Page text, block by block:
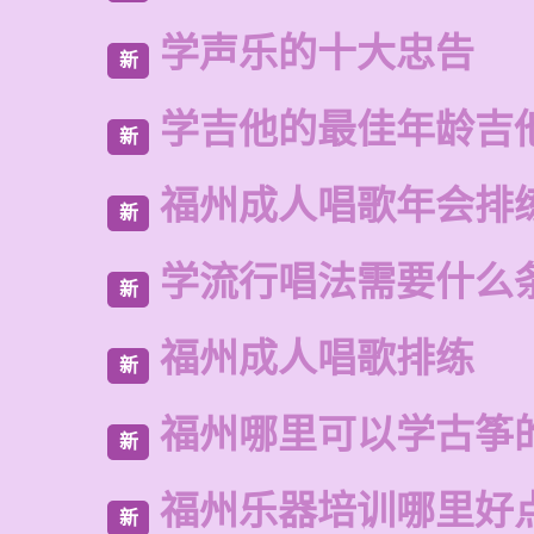
新 学声乐的十大忠告
新 学吉他的最佳年龄吉
新 福州成人唱歌年会排
新 学流行唱法需要什么
新 福州成人唱歌排练
新 福州哪里可以学古筝
新 福州乐器培训哪里好